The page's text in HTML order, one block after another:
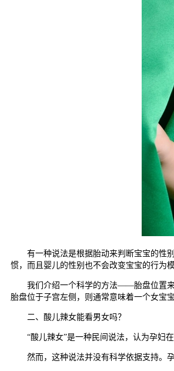
有一种说法是根据胎动来判断宝宝的性别
惯，而且婴儿的性别也不会改变宝宝的行为
我们介绍一个科学的方法——胎盘位置来判
胎盘位于子宫左侧，则通常意味着一个女宝
二、酸儿辣女能看男女吗？
“酸儿辣女”是一种民间说法，认为孕妇在
然而，这种说法并没有科学依据支持。孕